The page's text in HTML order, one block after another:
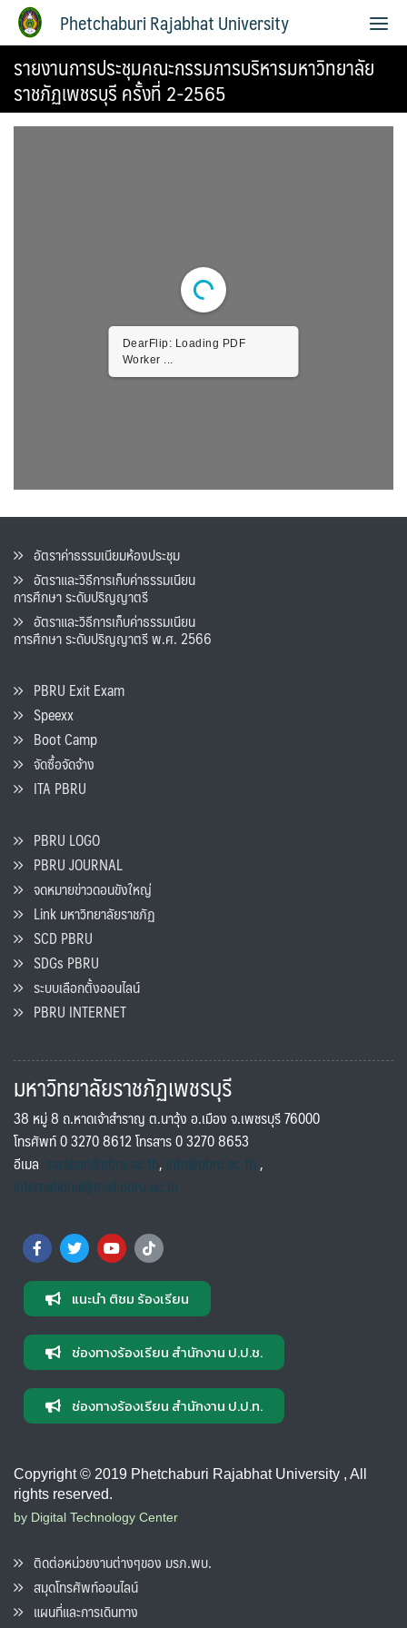
Phetchaburi Rajabhat University
รายงานการประชุมคณะกรรมการบริหารมหาวิทยาลัย
ราชภัฏเพชรบุรี ครั้งที่ 2-2565
DearFlip: Loading PDF
Worker ...
อัตราค่าธรรมเนียมห้องประชุม
อัตราและวิธีการเก็บค่าธรรมเนียน
การศึกษา ระดับปริญญาตรี
อัตราและวิธีการเก็บค่าธรรมเนียน
การศึกษา ระดับปริญญาตรี พ.ศ. 2566
PBRU Exit Exam
Speexx
Boot Camp
จัดซื้อจัดจ้าง
ITA PBRU
PBRU LOGO
PBRU JOURNAL
จดหมายข่าวดอนขังใหญ่
Link มหาวิทยาลัยราชภัฏ
SCD PBRU
SDGs PBRU
ระบบเลือกตั้งออนไลน์
PBRU INTERNET
มหาวิทยาลัยราชภัฏเพชรบุรี
38 หมู่ 8 ถ.หาดเจ้าสำราญ ต.นาวุ้ง อ.เมือง จ.เพชรบุรี 76000
โทรศัพท์ 0 3270 8612 โทรสาร 0 3270 8653
อีเมล saraban@pbru.ac.th, info@pbru.ac.th,
international@mail.pbru.ac.th
แนะนำ ติชม ร้องเรียน
ช่องทางร้องเรียน สำนักงาน ป.ป.ช.
ช่องทางร้องเรียน สำนักงาน ป.ป.ท.
Copyright © 2019 Phetchaburi Rajabhat University , All
rights reserved.
by Digital Technology Center
ติดต่อหน่วยงานต่างๆของ มรภ.พบ.
สมุดโทรศัพท์ออนไลน์
แผนที่และการเดินทาง